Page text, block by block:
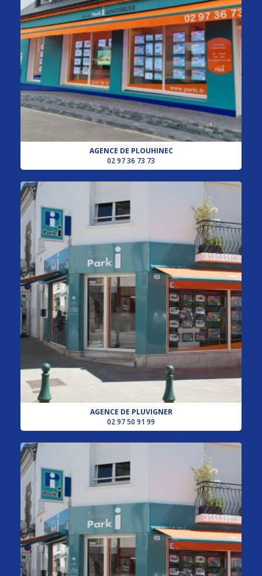
AGENCE DE PLOUHINEC
02 97 36 73 73
AGENCE DE PLUVIGNER
02 97 50 91 99